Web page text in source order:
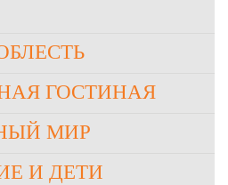
ГОСТИНАЯ
МИР
И ДЕТИ